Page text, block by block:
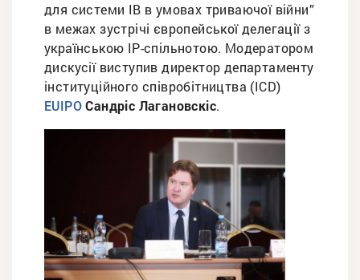
для системи ІВ в умовах триваючої війни”
в межах зустрічі європейської делегації з
українською ІР-спільнотою. Модератором
дискусії виступив директор департаменту
інституційного співробітництва (ICD)
EUIPO Сандріс Лагановскіс.